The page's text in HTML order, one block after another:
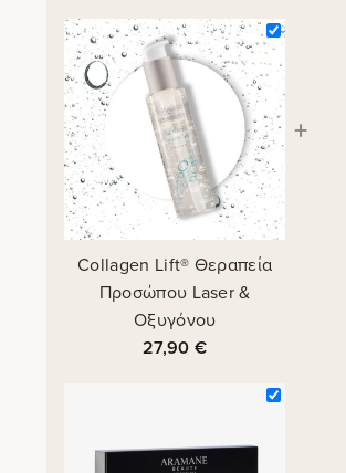
Collagen Lift® Θεραπεία
Προσώπου Laser &
Οξυγόνου
27,90 €
+